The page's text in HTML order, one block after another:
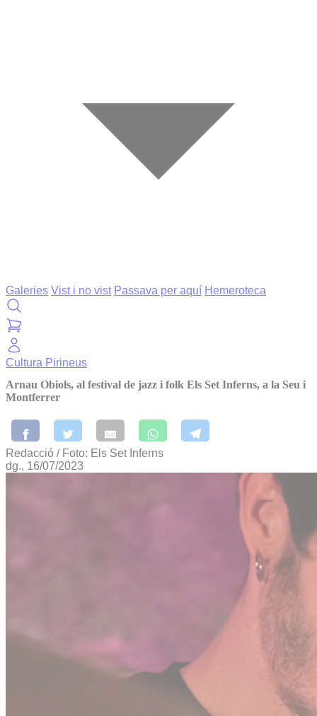
Galeries Vist i no vist Passava per aquí Hemeroteca
Cultura Pirineus
Arnau Obiols, al festival de jazz i folk Els Set Inferns, a la Seu i
Montferrer
Redacció / Foto: Els Set Inferns
dg., 16/07/2023